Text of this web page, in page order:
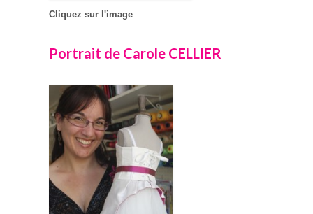
Cliquez sur l'image
Portrait de Carole CELLIER